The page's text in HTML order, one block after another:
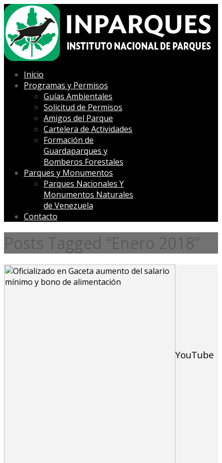
Inicio
Programas y Permisos
Guías Ambientales
Solicitud de Permisos
Amigos del Parque
Cartelera de Actividades
Formación de
Guardaparques y
Bomberos Forestales
Parques y Monumentos
Parques Nacionales Y
Monumentos Naturales
de Venezuela
Contacto
Posts Tagged “Enero 2018”
YouTube